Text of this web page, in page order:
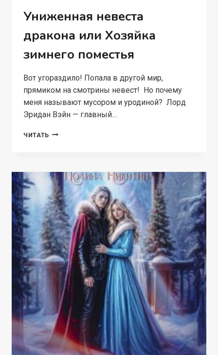
Униженная невеста
дракона или Хозяйка
зимнего поместья
Вот угораздило! Попала в другой мир,
прямиком на смотрины невест! Но почему
меня называют мусором и уродиной? Лорд
Эридан Вэйн — главный…
ЧИТАТЬ УНИЖЕННАЯ
ХОЗЯЙКА
ЗИМНЕГО
ПОМЕСТЬЯ